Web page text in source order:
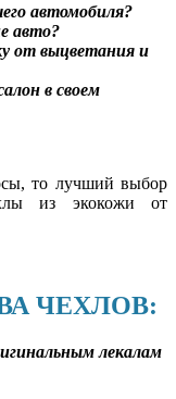
автомобиля?
авто?
от выцветания и
в своем
то лучший выбор
из экокожи от
ЧЕХЛОВ:
лекалам